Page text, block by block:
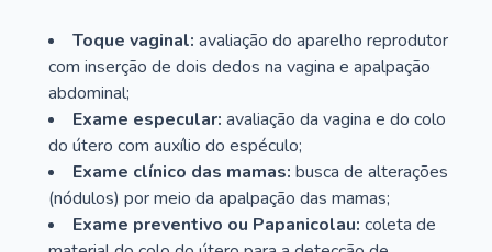
Toque vaginal: avaliação do aparelho reprodutor
com inserção de dois dedos na vagina e apalpação
abdominal;
Exame especular: avaliação da vagina e do colo
do útero com auxílio do espéculo;
Exame clínico das mamas: busca de alterações
(nódulos) por meio da apalpação das mamas;
Exame preventivo ou Papanicolau: coleta de